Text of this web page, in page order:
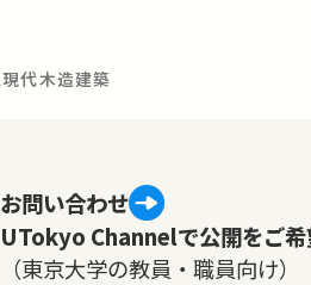
代木造建築
お問い合わせ
UTokyo Channelで公開をご希
（東京大学の教員・職員向け）